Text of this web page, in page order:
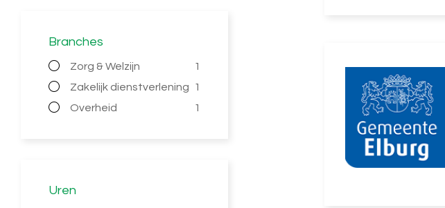
Branches
Zorg & Welzijn
1
Zakelijk dienstverlening
1
Overheid
1
Uren